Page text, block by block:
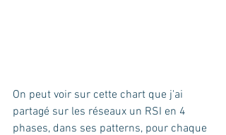
On peut voir sur cette chart que j'ai
partagé sur les réseaux un RSI en 4
phases, dans ses patterns, pour chaque